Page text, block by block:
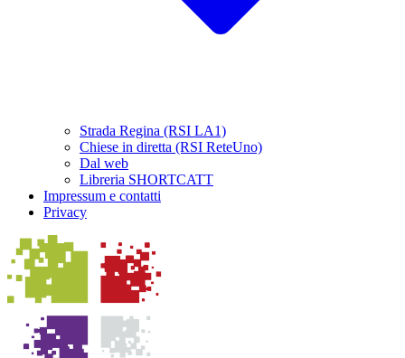
Strada Regina (RSI LA1)
Chiese in diretta (RSI ReteUno)
Dal web
Libreria SHORTCATT
Impressum e contatti
Privacy